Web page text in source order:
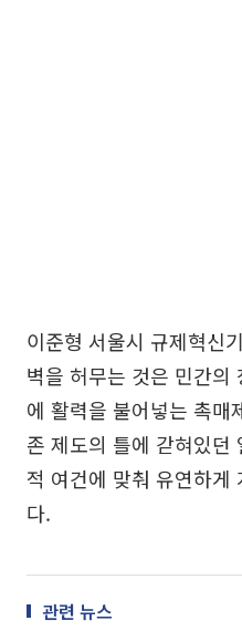
이준형 서울시 규제혁신
벽을 허무는 것은 민간의
에 활력을 불어넣는 촉매
존 제도의 틀에 갇혀있던
적 여건에 맞춰 유연하게
다.
관련 뉴스